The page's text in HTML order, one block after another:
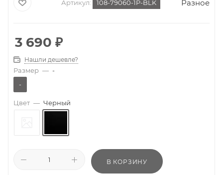
Артикул: 108-79060-1P-BLK Разное
3 690 ₽
Нашли дешевле?
Размер — -
-
Цвет — Черный
В КОРЗИНУ